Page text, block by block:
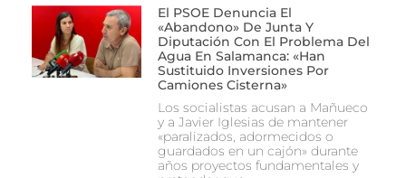
El PSOE Denuncia El
«abandono» De Junta Y
Diputación Con El Problema Del
Agua En Salamanca: «Han
Sustituido Inversiones Por
Camiones Cisterna»
Los socialistas acusan a Mañueco
y a Javier Iglesias de mantener
«paralizados, adormecidos o
guardados en un cajón» durante
años proyectos fundamentales y